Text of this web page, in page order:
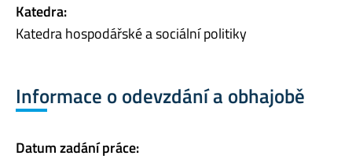
Katedra:
Katedra hospodářské a sociální politiky
Informace o odevzdání a obhajobě
Datum zadání práce: